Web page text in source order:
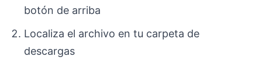
botón de arriba
Localiza el archivo en tu carpeta de
descargas